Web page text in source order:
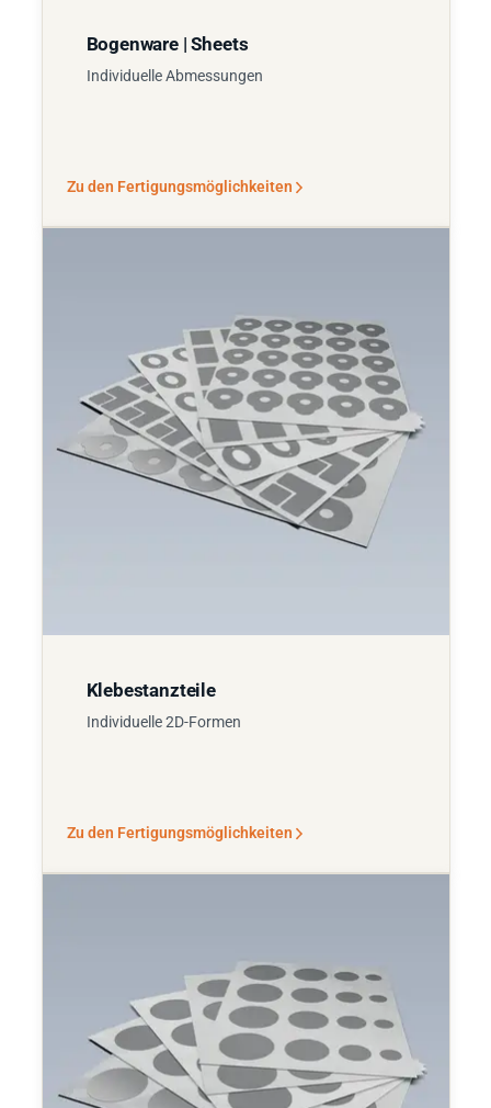
Bogenware | Sheets
Individuelle Abmessungen
Zu den Fertigungsmöglichkeiten
Klebestanzteile
Individuelle 2D-Formen
Zu den Fertigungsmöglichkeiten